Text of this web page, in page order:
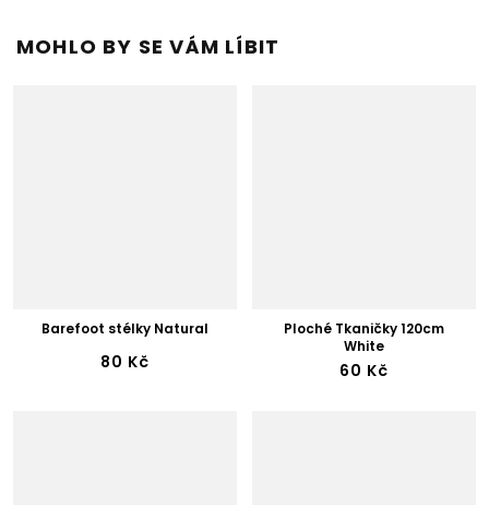
MOHLO BY SE VÁM LÍBIT
Barefoot stélky Natural
80 Kč
Ploché Tkaničky 120cm
White
60 Kč